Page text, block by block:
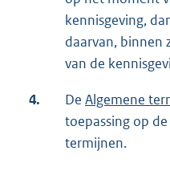
kennisgeving,
daarvan, binnen
van de
4. De Algemene
toepassing op
termijnen.